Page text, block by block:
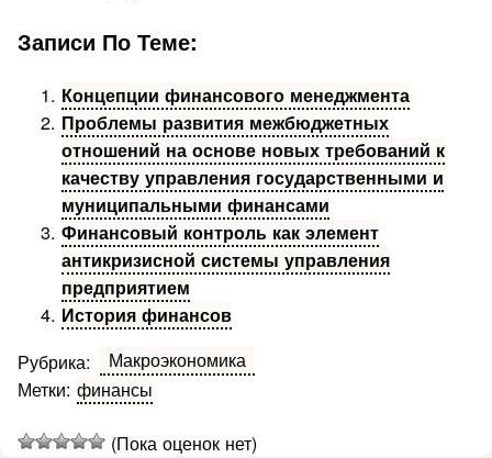
Записи По Теме:
Концепции финансового менеджмента
Проблемы развития межбюджетных
отношений на основе новых требований к
качеству управления государственными и
муниципальными финансами
Финансовый контроль как элемент
антикризисной системы управления
предприятием
История финансов
Рубрика:
Макроэкономика
Метки:финансы
(Пока оценок нет)